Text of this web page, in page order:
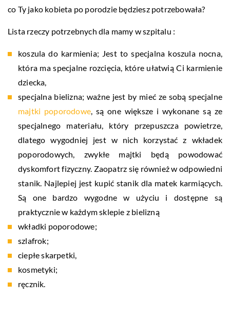
co Ty jako kobieta po porodzie będziesz potrzebowała?
Lista rzeczy potrzebnych dla mamy w szpitalu :
koszula do karmienia; Jest to specjalna koszula nocna,
która ma specjalne rozcięcia, które ułatwią Ci karmienie
dziecka,
specjalna bielizna; ważne jest by mieć ze sobą specjalne
majtki poporodowe , są one większe i wykonane są ze
specjalnego materiału, który przepuszcza powietrze,
dlatego wygodniej jest w nich korzystać z wkładek
poporodowych, zwykłe majtki będą powodować
dyskomfort fizyczny. Zaopatrz się również w odpowiedni
stanik. Najlepiej jest kupić stanik dla matek karmiących.
Są one bardzo wygodne w użyciu i dostępne są
praktycznie w każdym sklepie z bielizną
wkładki poporodowe;
szlafrok;
ciepłe skarpetki,
kosmetyki;
ręcznik.